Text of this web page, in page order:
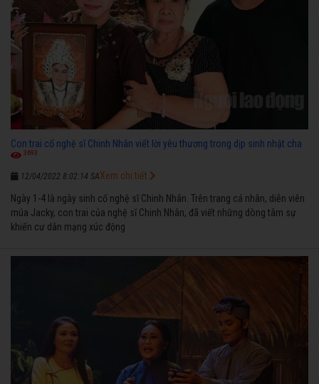
Con trai cố nghệ sĩ Chinh Nhân viết lời yêu thương trong dịp sinh nhật cha
3693
12/04/2022 8:02:14 SA
Ngày 1-4 là ngày sinh cố nghệ sĩ Chinh Nhân. Trên trang cá nhân, diễn viên
múa Jacky, con trai của nghệ sĩ Chinh Nhân, đã viết những dòng tâm sự
khiến cư dân mạng xúc động
Xem chi tiết